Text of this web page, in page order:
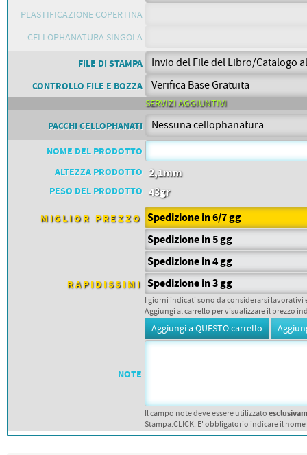
DORSALI TARGHE
GARA
NUMERI DA GARA MTB
PLASTIFICAZIONE COPERTINA
CELLOPHANATURA SINGOLA
FILE DI STAMPA
CONTROLLO FILE E BOZZA
SERVIZI AGGIUNTIVI
PACCHI CELLOPHANATI
NOME DEL PRODOTTO
ALTEZZA PRODOTTO 2,1mm
PESO DEL PRODOTTO 43gr
MIGLIOR PREZZO Spedizione in 6/7 gg
Spedizione in 5 gg
Spedizione in 4 gg
RAPIDISSIMI Spedizione in 3 gg
I giorni indicati sono da considerarsi
Aggiungi al carrello per visualizzare il prezzo
NOTE
Il campo note deve essere utilizzato
Stampa.CLICK. E' obbligatorio indicare il